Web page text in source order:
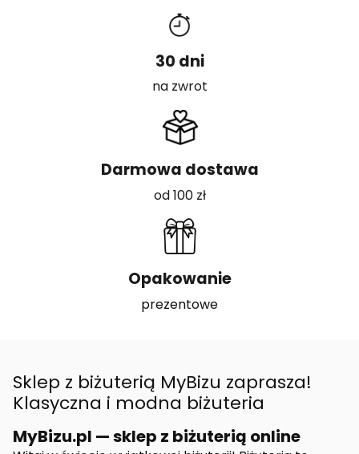
30 dni
na zwrot
Darmowa dostawa
od 100 zł
Opakowanie
prezentowe
Sklep z biżuterią MyBizu zaprasza!
Klasyczna i modna biżuteria
MyBizu.pl — sklep z biżuterią online